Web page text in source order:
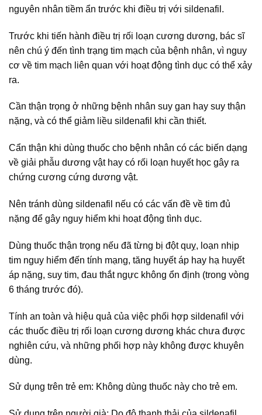
nguyên nhân tiềm ẩn trước khi điều trị với sildenafil.
Trước khi tiến hành điều trị rối loạn cương dương, bác sĩ
nên chú ý đến tình trạng tim mạch của bệnh nhân, vì nguy
cơ về tim mạch liên quan với hoạt động tình dục có thể xảy
ra.
Cần thận trọng ở những bệnh nhân suy gan hay suy thận
nặng, và có thể giảm liều sildenafil khi cần thiết.
Cẩn thận khi dùng thuốc cho bệnh nhân có các biến dạng
về giải phẫu dương vật hay có rối loạn huyết học gây ra
chứng cương cứng dương vật.
Nên tránh dùng sildenafil nếu có các vấn đề về tim đủ
nặng để gây nguy hiểm khi hoạt động tình dục.
Dùng thuốc thận trọng nếu đã từng bị đột quỵ, loạn nhịp
tim nguy hiểm đến tính mạng, tăng huyết áp hay hạ huyết
áp nặng, suy tim, đau thắt ngực không ổn định (trong vòng
6 tháng trước đó).
Tính an toàn và hiệu quả của việc phối hợp sildenafil với
các thuốc điều trị rối loạn cương dương khác chưa được
nghiên cứu, và những phối hợp này không được khuyên
dùng.
Sử dụng trên trẻ em: Không dùng thuốc này cho trẻ em.